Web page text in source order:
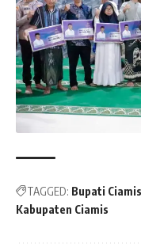
navigation
TAGGED: Bupati Ciamis
Kabupaten Ciamis